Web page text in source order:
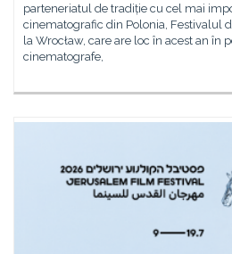
parteneriatul de tradiție cu cel mai
cinematografic din Polonia, Festivalul
la Wrocław, care are loc în acest an în
cinematografe,